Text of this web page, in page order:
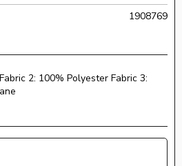
1908769
2: 100% Polyester Fabric 3: